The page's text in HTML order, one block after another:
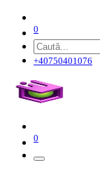
0
+40750401076
0